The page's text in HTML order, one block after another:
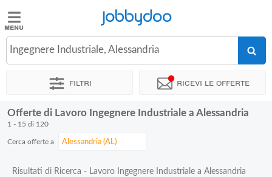
Jobbydoo
Offerte
Stipendi
professioni
Jobbydoo
Ingegnere Industriale, Alessandria
Filtri Ricevi le offerte
Offerte di Lavoro Ingegnere Industriale a Alessandria
1 - 15 di 120
Cerca offerte a
Risultati di Ricerca - Lavoro Ingegnere Industriale a Alessandria